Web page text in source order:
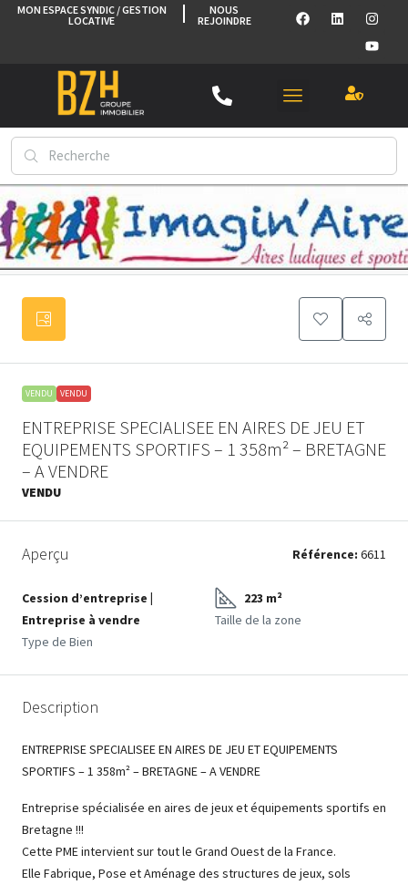
MON ESPACE SYNDIC / GESTION
LOCATIVE
NOUS
REJOINDRE
VENDU VENDU
ENTREPRISE SPECIALISEE EN AIRES DE JEU ET
EQUIPEMENTS SPORTIFS – 1 358m² – BRETAGNE
– A VENDRE
VENDU
Aperçu Référence: 6611
Cession d’entreprise |
Entreprise à vendre
Type de Bien
223 m²
Taille de la zone
Description
ENTREPRISE SPECIALISEE EN AIRES DE JEU ET EQUIPEMENTS
SPORTIFS – 1 358m² – BRETAGNE – A VENDRE
Entreprise spécialisée en aires de jeux et équipements sportifs en
Bretagne !!!
Cette PME intervient sur tout le Grand Ouest de la France.
Elle Fabrique, Pose et Aménage des structures de jeux, sols